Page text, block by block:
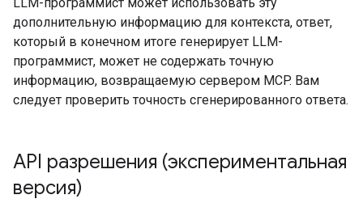
дополнительную информацию для контекста, ответ,
который в конечном итоге генерирует LLM-
программист, может не содержать точную
информацию, возвращаемую сервером MCP. Вам
следует проверить точность сгенерированного ответа.
API разрешения (экспериментальная
версия)